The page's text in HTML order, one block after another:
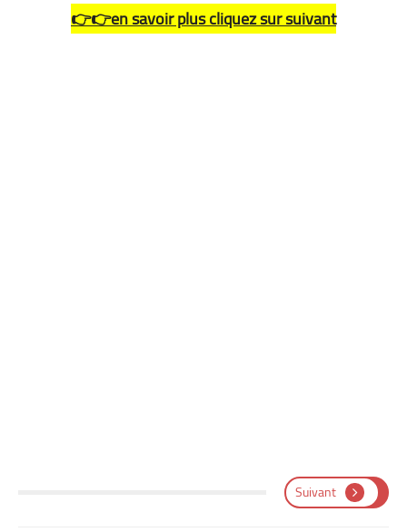
👉👉en savoir plus cliquez sur suivant
Suivant